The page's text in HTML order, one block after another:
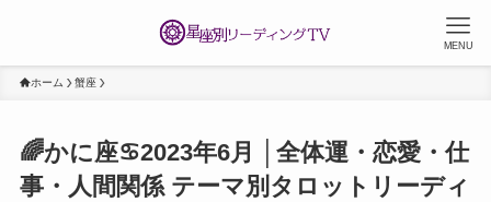
MENU
ホーム 蟹座
🌈かに座♋2023年6月 │全体運・恋愛・仕
事・人間関係 テーマ別タロットリーディ